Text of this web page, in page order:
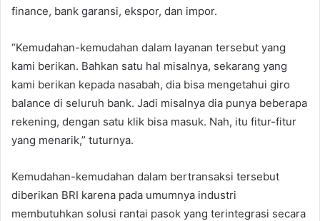
finance, bank garansi, ekspor, dan impor.
“Kemudahan-kemudahan dalam layanan tersebut yang
kami berikan. Bahkan satu hal misalnya, sekarang yang
kami berikan kepada nasabah, dia bisa mengetahui giro
balance di seluruh bank. Jadi misalnya dia punya beberapa
rekening, dengan satu klik bisa masuk. Nah, itu fitur-fitur
yang menarik,” tuturnya.
Kemudahan-kemudahan dalam bertransaksi tersebut
diberikan BRI karena pada umumnya industri
membutuhkan solusi rantai pasok yang terintegrasi secara